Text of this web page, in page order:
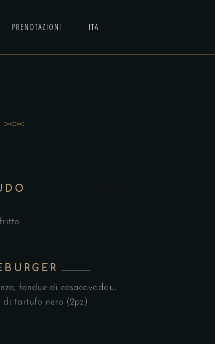
PRENOTAZIONI ITA
fondue di cosacavaddu,
di tartufo nero (2pz)